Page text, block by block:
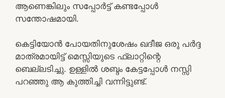
ആണെങ്കിലും സപ്പോർട്ട് കണ്ടപ്പോൾ
സന്തോഷമായി.
കെട്ടിയോൻ പോയതിനുശേഷം ഖദീജ ഒരു പർദ്ദ
മാത്രമായിട്ട് മെസ്സിയുടെ ഫ്ലാറ്റിന്റെ
ബെല്ലടിച്ചു. ഉള്ളിൽ ശബ്ദം കേട്ടപ്പോൾ നസ്സി
പറഞ്ഞു ആ കുത്തിച്ചി വന്നിട്ടുണ്ട്.